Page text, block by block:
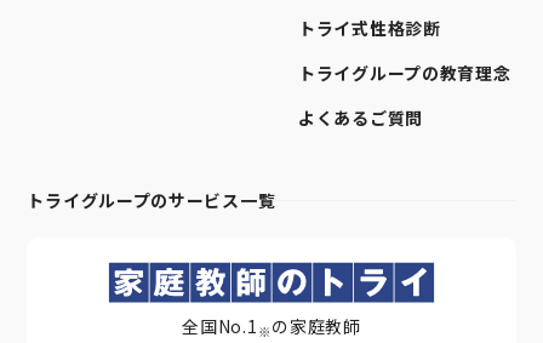
トライ式性格診断
トライグループの教育理念
よくあるご質問
トライグループのサービス一覧
全国No.1 ※ の家庭教師